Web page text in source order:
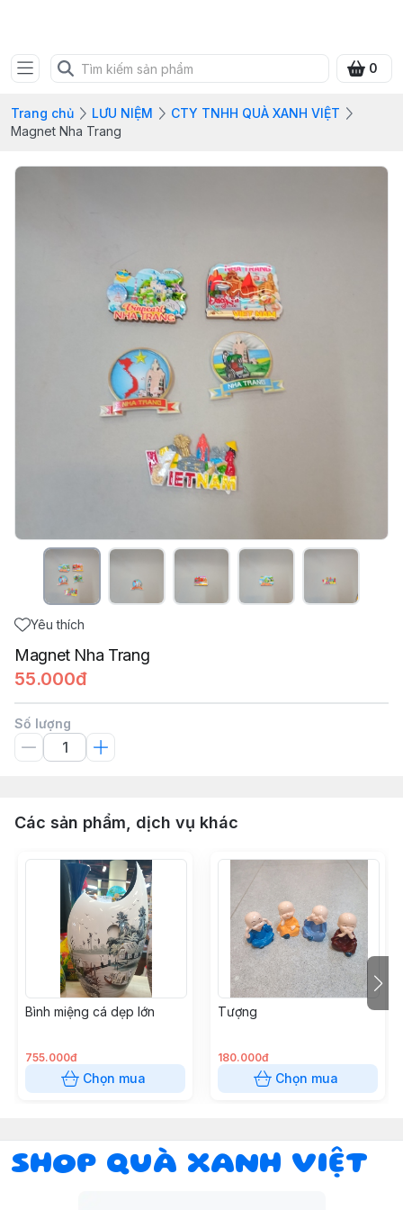
0
Trang chủ LƯU NIỆM
CTY TNHH QUÀ XANH VIỆT
Magnet Nha Trang
Yêu thích
Magnet Nha Trang
55.000đ
Số lượng
Các sản phẩm, dịch vụ khác
Bình miệng cá dẹp lớn
755.000đ
Chọn mua
Tượng
180.000đ
Chọn mua
SHOP QUÀ XANH VIỆT